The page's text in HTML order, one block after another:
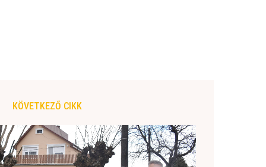
KÖVETKEZŐ CIKK